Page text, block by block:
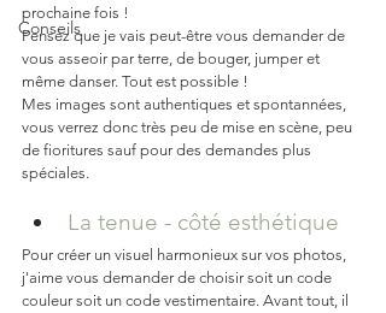
Conseils
prochaine fois !
Pensez que je vais peut-être vous demander de
vous asseoir par terre, de bouger, jumper et
même danser. Tout est possible !
Mes images sont authentiques et spontannées,
vous verrez donc très peu de mise en scène, peu
de fioritures sauf pour des demandes plus
spéciales.
La tenue - côté esthétique
Pour créer un visuel harmonieux sur vos photos,
j'aime vous demander de choisir soit un code
couleur soit un code vestimentaire. Avant tout, il